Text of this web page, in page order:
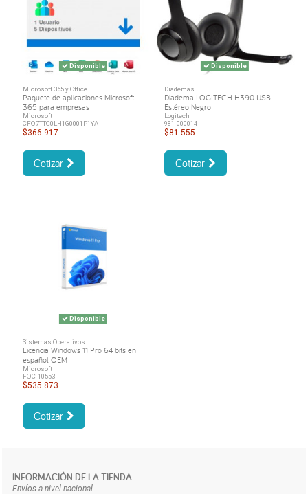
Disponible
Microsoft 365 y Office
Paquete de aplicaciones Microsoft
365 para empresas
Microsoft
CFQ7TTC0LH1G0001P1YA
$366.917
Cotizar
Disponible
Diademas
Diadema LOGITECH H390 USB
Estéreo Negro
Logitech
981-000014
$81.555
Cotizar
Disponible
Sistemas Operativos
Licencia Windows 11 Pro 64 bits en
español OEM
Microsoft
FQC-10553
$535.873
Cotizar
INFORMACIÓN DE LA TIENDA
Envíos a nivel nacional.